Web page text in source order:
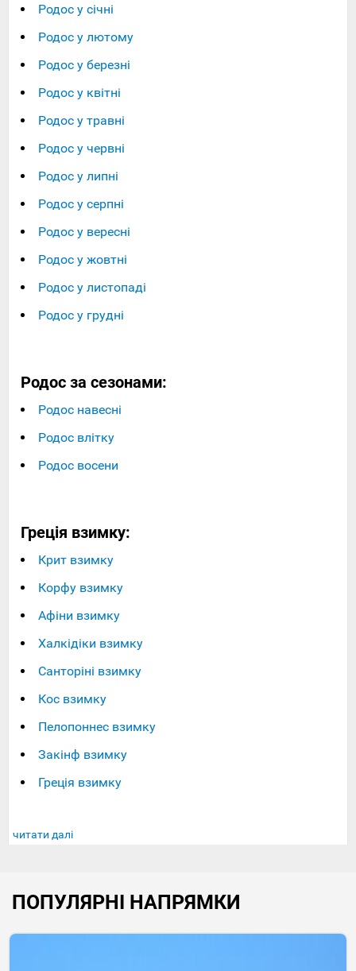
Родос у січні
Родос у лютому
Родос у березні
Родос у квітні
Родос у травні
Родос у червні
Родос у липні
Родос у серпні
Родос у вересні
Родос у жовтні
Родос у листопаді
Родос у грудні
Родос за сезонами:
Родос навесні
Родос влітку
Родос восени
Греція взимку:
Крит взимку
Корфу взимку
Афіни взимку
Халкідіки взимку
Санторіні взимку
Кос взимку
Пелопоннес взимку
Закінф взимку
Греція взимку
читати далі
ПОПУЛЯРНІ НАПРЯМКИ